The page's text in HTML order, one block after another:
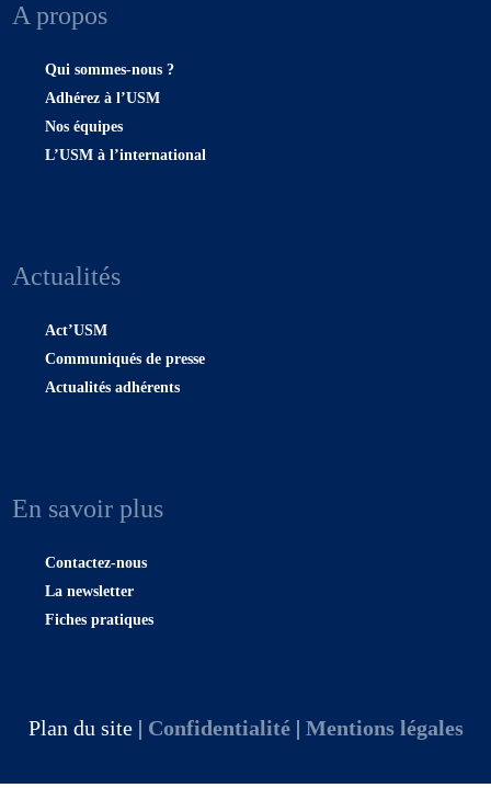
A propos
Qui sommes-nous ?
Adhérez à l’USM
Nos équipes
L’USM à l’international
Actualités
Act’USM
Communiqués de presse
Actualités adhérents
En savoir plus
Contactez-nous
La newsletter
Fiches pratiques
Plan du site | Confidentialité| Mentions légales